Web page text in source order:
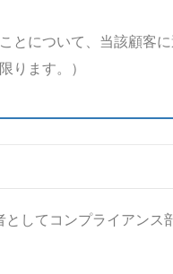
とについて、当該顧客
ります。）
してコンプライアンス